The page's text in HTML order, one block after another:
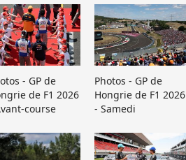
- GP de
de F1 2026
course
Photos - GP de
Hongrie de F1 2026
- Samedi